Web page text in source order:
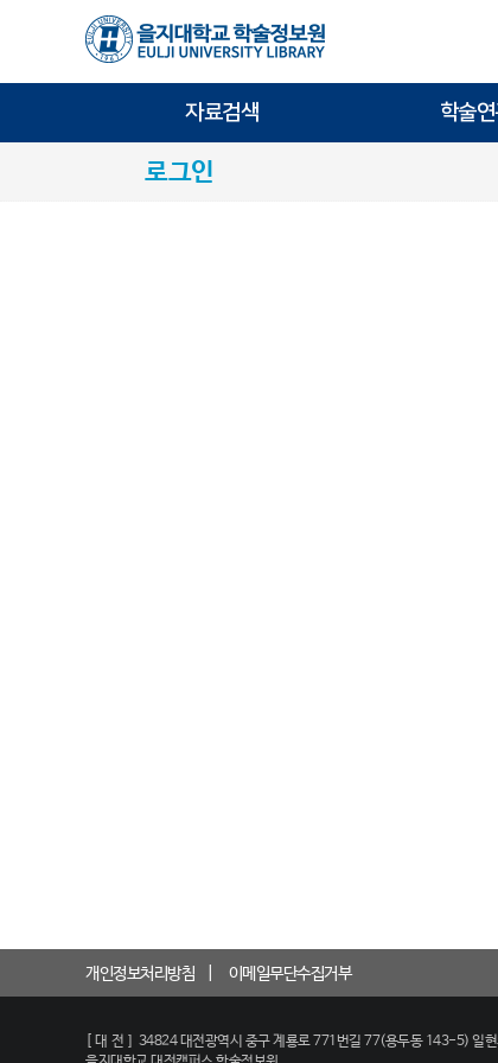
자료검색 학술
로그인
개인정보처리방침 이메일무단수집거부
[대전]
34824 대전광역시 중구 계룡로 771번길 77(용두동 143-5) 일